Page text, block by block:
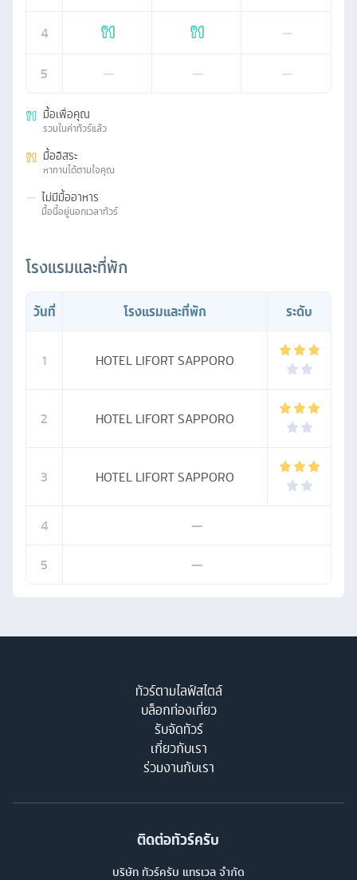
4
—
5
— — —
มื้อเพื่อคุณ
รวมในค่าทัวร์แล้ว
มื้ออิสระ
หาทานได้ตามใจคุณ
— ไม่มีมื้ออาหาร
มื้อนี้อยู่นอกเวลาทัวร์
โรงแรมและที่พัก
วันที่ โรงแรมและที่พัก ระดับ
1 HOTEL LIFORT SAPPORO
2 HOTEL LIFORT SAPPORO
3 HOTEL LIFORT SAPPORO
4
—
5
—
ทัวร์ตามไลฟ์สไตล์
บล็อกท่องเที่ยว
รับจัดทัวร์
เกี่ยวกับเรา
ร่วมงานกับเรา
ติดต่อทัวร์ครับ
บริษัท ทัวร์ครับ แทรเวล จำกัด